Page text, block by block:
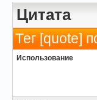
Цитата
Тег [quote]
Использование